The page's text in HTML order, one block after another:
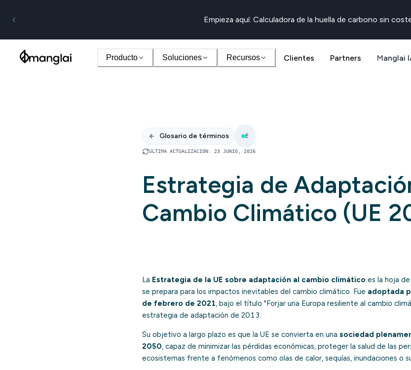
Empieza aquí: Calculadora de la huella de carbono sin
Producto Soluciones Recursos Clientes Partners Manglai
Glosario de términos E
ÚLTIMA ACTUALIZACIÓN: 23 JUNIO, 2026
Estrategia de
Cambio Climático (UE
La Estrategia de la UE sobre adaptación al cambio climático es la hoja
se prepara para los impactos inevitables del cambio climático. Fue adoptada
de febrero de 2021, bajo el título "Forjar una Europa resiliente al cambio
estrategia de adaptación de 2013.
Su objetivo a largo plazo es que la UE se convierta en una sociedad
2050, capaz de minimizar las pérdidas económicas, proteger la salud de las
ecosistemas frente a fenómenos como olas de calor, sequías, inundaciones o